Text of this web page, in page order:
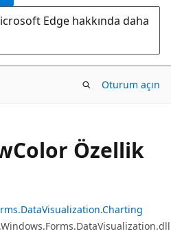
Edge hakkında daha
Oturum açın
Color Özellik